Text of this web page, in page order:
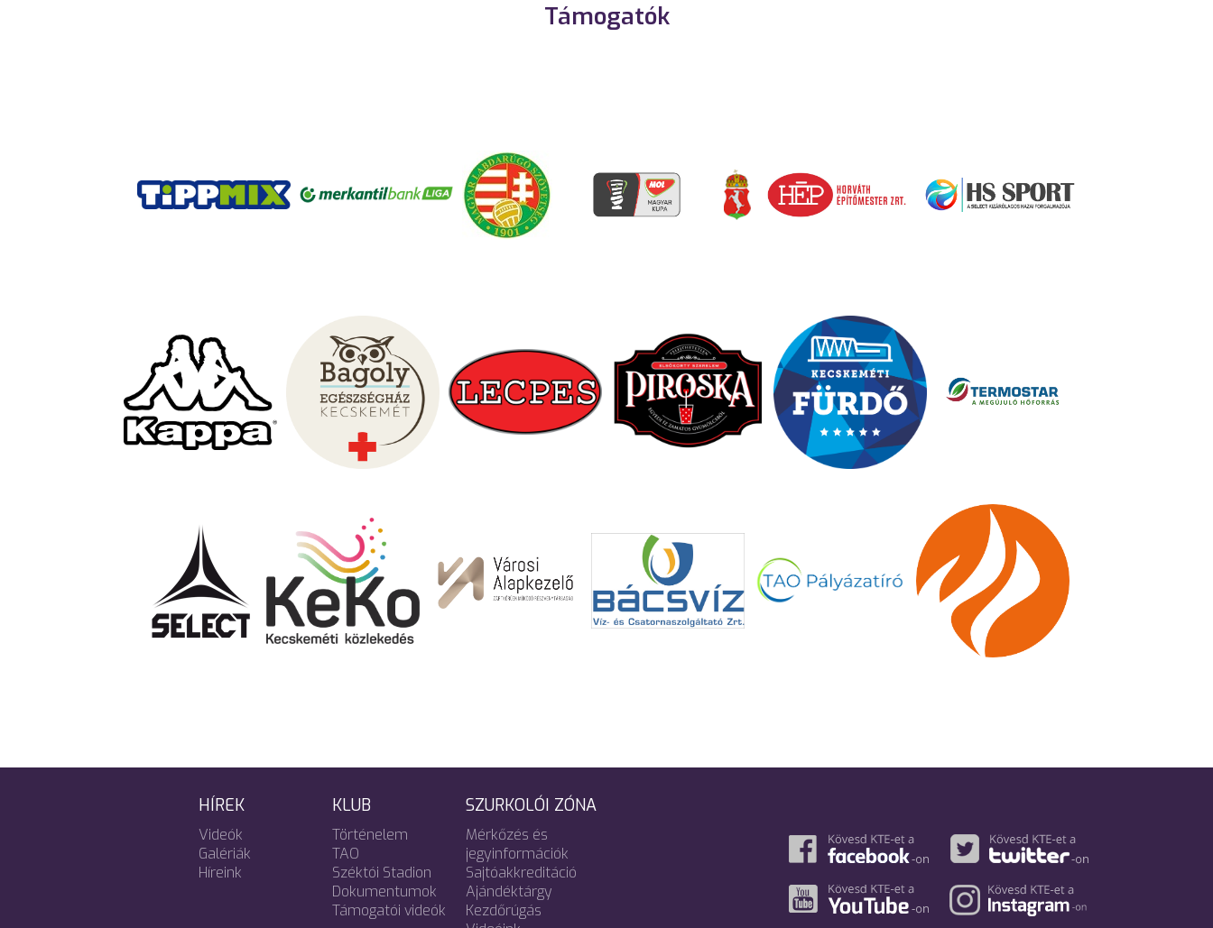
Támogatók
HÍREK
Videók
Galériák
Híreink
KLUB
Történelem
TAO
Széktói Stadion
Dokumentumok
Támogatói videók
SZURKOLÓI ZÓNA
Mérkőzés és
jegyinformációk
Sajtóakkreditáció
Ajándéktárgy
Kezdőrúgás